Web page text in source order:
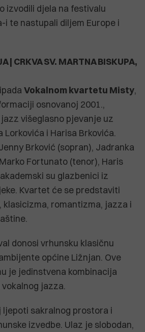
izvodili djela na festivalu
i te nastupali diljem Europe i
| CRKVA SV. MARTNA BISKUPA,
Vokalnom kvartetu Misty,
osnovanoj 2001.,
višeglasno pjevanje uz
Lorkovića i Harisa Brkovića.
Brković (sopran), Jadranka
Fortunato (tenor), Haris
su glazbenici iz
Kvartet će se predstaviti
klasicizma, romantizma, jazza i
donosi vrhunsku klasičnu
općine Ližnjan. Ove
je jedinstvena kombinacija
jazza.
sakralnog prostora i
izvedbe. Ulaz je slobodan,